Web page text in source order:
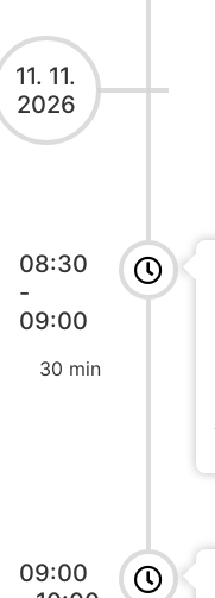
11. 11.
2026
08:30
-
09:00
30 min
09:00